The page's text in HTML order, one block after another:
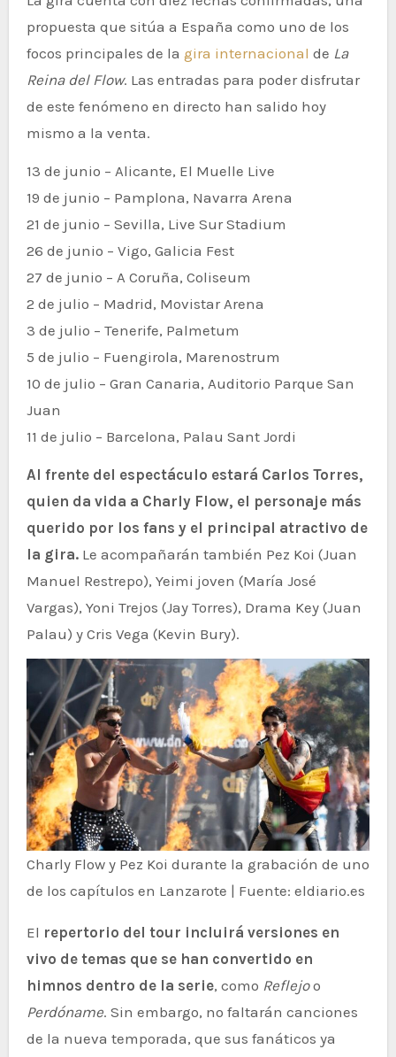
propuesta que sitúa a España como uno de los
focos principales de la gira internacional de La
Reina del Flow. Las entradas para poder disfrutar
de este fenómeno en directo han salido hoy
mismo a la venta.
13 de junio – Alicante, El Muelle Live
19 de junio – Pamplona, Navarra Arena
21 de junio – Sevilla, Live Sur Stadium
26 de junio – Vigo, Galicia Fest
27 de junio – A Coruña, Coliseum
2 de julio – Madrid, Movistar Arena
3 de julio – Tenerife, Palmetum
5 de julio – Fuengirola, Marenostrum
10 de julio – Gran Canaria, Auditorio Parque San
Juan
11 de julio – Barcelona, Palau Sant Jordi
Al frente del espectáculo estará Carlos Torres,
quien da vida a Charly Flow, el personaje más
querido por los fans y el principal atractivo de
la gira.Le acompañarán también Pez Koi (Juan
Manuel Restrepo), Yeimi joven (María José
Vargas), Yoni Trejos (Jay Torres), Drama Key (Juan
Palau) y Cris Vega (Kevin Bury).
Charly Flow y Pez Koi durante la grabación de uno
de los capítulos en Lanzarote | Fuente: eldiario.es
El repertorio del tour incluirá versiones en
vivo de temas que se han convertido en
himnos dentro de la serie, como Reflejoo
Perdóname. Sin embargo, no faltarán canciones
de la nueva temporada, que sus fanáticos ya